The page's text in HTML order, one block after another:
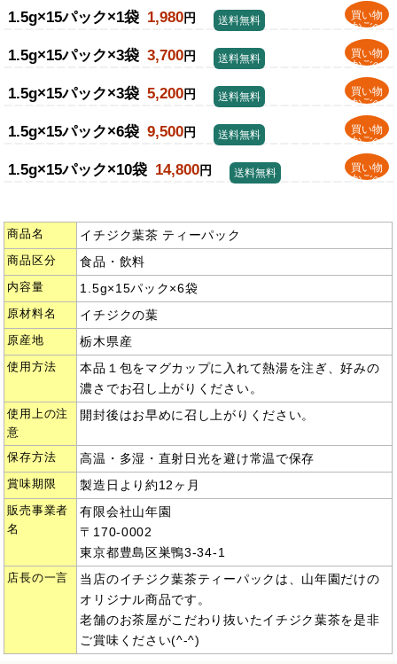
1.5g×15パック×1袋 1,980円
買い物
かごへ
送料無料
1.5g×15パック×3袋 3,700円
買い物
かごへ
送料無料
1.5g×15パック×3袋 5,200円
買い物
かごへ
送料無料
1.5g×15パック×6袋 9,500円
買い物
かごへ
送料無料
1.5g×15パック×10袋 14,800円
買い物
かごへ
送料無料
商品名 イチジク葉茶 ティーパック
商品区分 食品・飲料
内容量 1.5g×15パック×6袋
原材料名 イチジクの葉
原産地 栃木県産
使用方法
本品１包をマグカップに入れて熱湯を注ぎ、好みの
濃さでお召し上がりください。
使用上の注
意
開封後はお早めに召し上がりください。
保存方法 高温・多湿・直射日光を避け常温で保存
賞味期限 製造日より約12ヶ月
販売事業者
名
有限会社山年園
〒170-0002
東京都豊島区巣鴨3-34-1
店長の一言
当店のイチジク葉茶ティーパックは、山年園だけの
オリジナル商品です。
老舗のお茶屋がこだわり抜いたイチジク葉茶を是非
ご賞味ください(^-^)